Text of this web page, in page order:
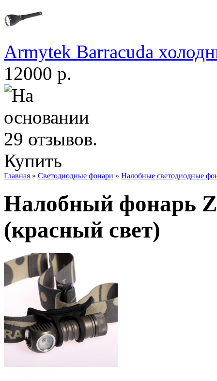
Armytek Barracuda
12000 р.
Купить
Главная » Светодиодные фонари » Налобные светодиодные
Налобный фонарь
(красный свет)